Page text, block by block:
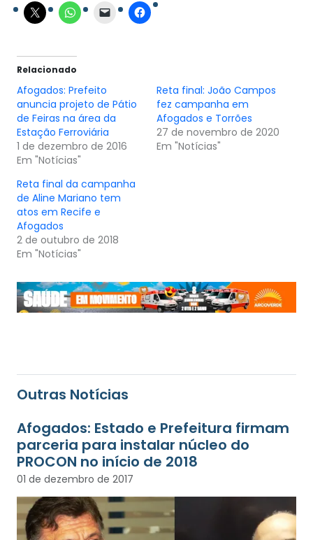
Relacionado
Afogados: Prefeito
anuncia projeto de Pátio
de Feiras na área da
Estação Ferroviária
1 de dezembro de 2016
Em "Notícias"
Reta final: João Campos
fez campanha em
Afogados e Torrões
27 de novembro de 2020
Em "Notícias"
Reta final da campanha
de Aline Mariano tem
atos em Recife e
Afogados
2 de outubro de 2018
Em "Notícias"
Outras Notícias
Afogados: Estado e Prefeitura firmam
parceria para instalar núcleo do
PROCON no início de 2018
01 de dezembro de 2017